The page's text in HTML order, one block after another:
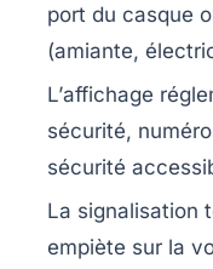
port du casque
(amiante,
L’affichage
sécurité,
sécurité
La signalisation
empiète sur la